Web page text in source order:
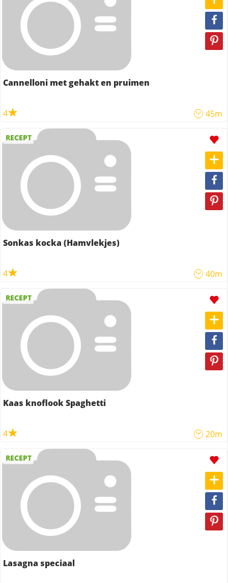
Cannelloni met gehakt en pruimen
4 45m
RECEPT
Sonkas kocka (Hamvlekjes)
4 40m
RECEPT
Kaas knoflook Spaghetti
4 20m
RECEPT
Lasagna speciaal